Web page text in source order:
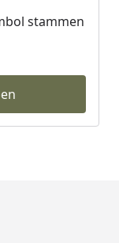
stammen